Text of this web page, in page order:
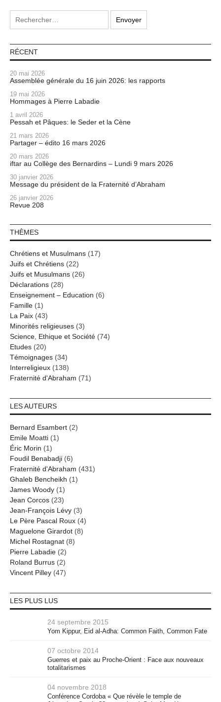
RÉCENT
20 mai 2026
Assemblée générale du 16 juin 2026: les rapports
19 mai 2026
Hommages à Pierre Labadie
1 avril 2026
Pessah et Pâques: le Seder et la Cène
21 mars 2026
Partager – édito 16 mars 2026
20 mars 2026
iftar au Collège des Bernardins – Lundi 9 mars 2026
30 janvier 2026
Message du président de la Fraternité d’Abraham
26 janvier 2026
Revue 208
THÈMES
Chrétiens et Musulmans (17)
Juifs et Chrétiens (22)
Juifs et Musulmans (26)
Déclarations (28)
Enseignement – Education (6)
Famille (1)
La Paix (43)
Minorités religieuses (3)
Science, Ethique et Société (74)
Etudes (20)
Témoignages (34)
Interreligieux (138)
Fraternité d'Abraham (71)
LES AUTEURS
Bernard Esambert (2)
Emile Moatti (1)
Éric Morin (1)
Foudil Benabadji (6)
Fraternité d'Abraham (431)
Ghaleb Bencheikh (1)
James Woody (1)
Jean Corcos (23)
Jean-François Lévy (3)
Le Père Pascal Roux (4)
Maguelone Girardot (8)
Michel Rostagnat (8)
Pierre Labadie (2)
Roland Burrus (2)
Vincent Pilley (47)
LES PLUS LUS
24 septembre 2015
Yom Kippur, Eid al-Adha: Common Faith, Common Fate
07 octobre 2014
Guerres et paix au Proche-Orient : Face aux nouveaux
totalitarismes
04 novembre 2018
Conférence Cordoba « Que révèle le temple de